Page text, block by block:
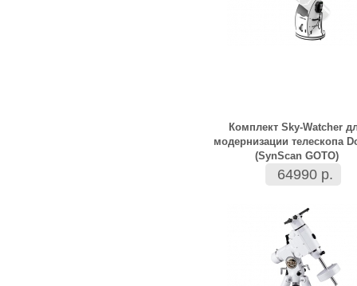
Комплект Sky-Watcher
модернизации телескопа
(SynScan GOTO)
64990 р.